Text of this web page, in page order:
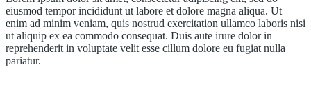
eiusmod tempor incididunt ut labore et dolore magna aliqua. Ut
enim ad minim veniam, quis nostrud exercitation ullamco laboris nisi
ut aliquip ex ea commodo consequat. Duis aute irure dolor in
reprehenderit in voluptate velit esse cillum dolore eu fugiat nulla
pariatur.